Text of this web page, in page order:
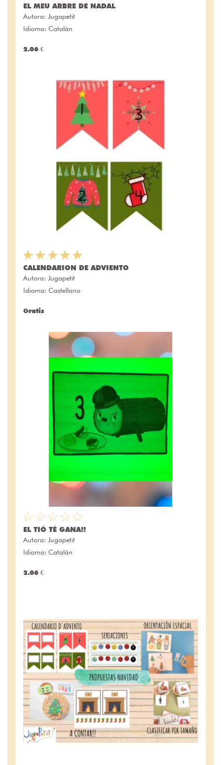
EL MEU ARBRE DE NADAL
Autora: Jugapetit
Idioma: Catalán
2.06 €
CALENDARION DE ADVIENTO
Autora: Jugapetit
Idioma: Castellano
Gratis
EL TIÓ TÉ GANA!!
Autora: Jugapetit
Idioma: Catalán
2.06 €